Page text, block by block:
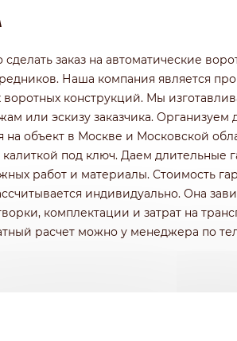
ИЗ 3Д СЕТКИ ГИТТЕР
заказ на автоматические
Наша компания является
конструкций. Мы
или эскизу заказчика. Организуем
на объект в Москве и Московской
под ключ. Даем длительные
работ и материалы. Стоимость
индивидуально. Она
комплектации и затрат на
расчет можно у менеджера по